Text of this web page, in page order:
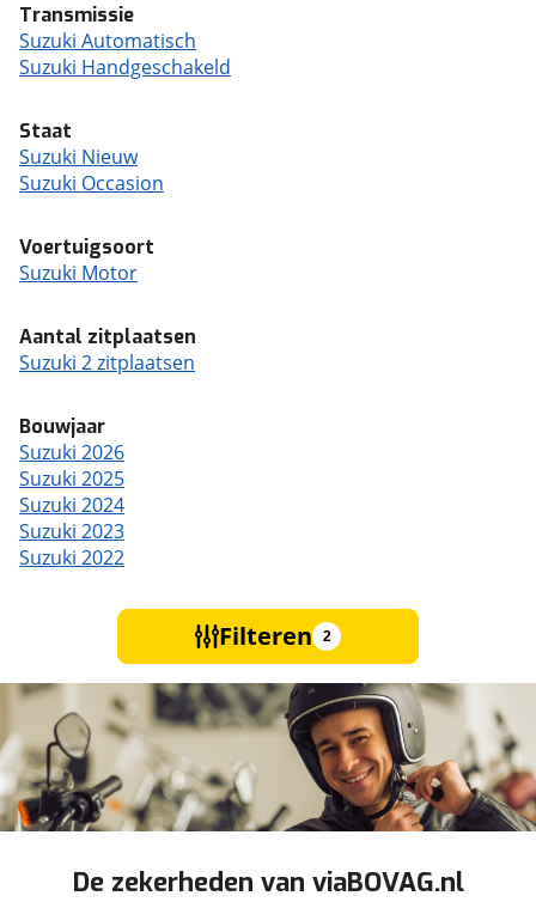
Transmissie
Suzuki Automatisch
Suzuki Handgeschakeld
Staat
Suzuki Nieuw
Suzuki Occasion
Voertuigsoort
Suzuki Motor
Aantal zitplaatsen
Suzuki 2 zitplaatsen
Bouwjaar
Suzuki 2026
Suzuki 2025
Suzuki 2024
Suzuki 2023
Suzuki 2022
Filteren 2
De zekerheden van viaBOVAG.nl